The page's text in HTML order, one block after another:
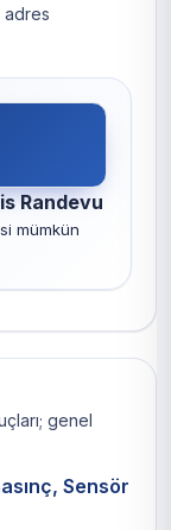
adres
Randevu
mümkün
genel
Sensör